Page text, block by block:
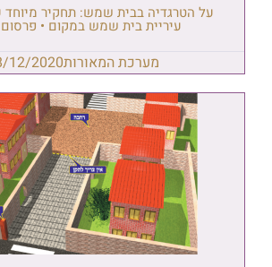
על הטרגדיה בבית שמש: תחקיר מיוחד
עיריית בית שמש במקום •
מערכת המאורות12/2020